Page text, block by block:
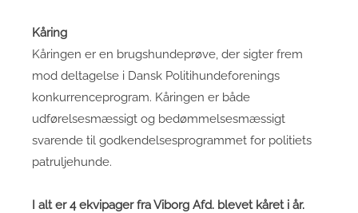
Kåring
Kåringen er en brugshundeprøve, der sigter frem
mod deltagelse i Dansk Politihundeforenings
konkurrenceprogram. Kåringen er både
udførelsesmæssigt og bedømmelsesmæssigt
svarende til godkendelsesprogrammet for politiets
patruljehunde.
I alt er 4 ekvipager fra Viborg Afd. blevet kåret i år.